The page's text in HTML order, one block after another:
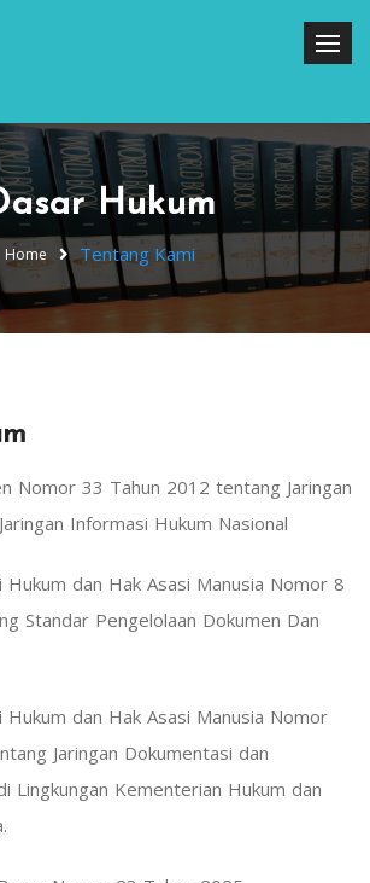
Hukum
Home Tentang Kami
Nomor 33 Tahun 2012 tentang Jaringan
Informasi Hukum Nasional
dan Hak Asasi Manusia Nomor 8
Standar Pengelolaan Dokumen Dan
dan Hak Asasi Manusia Nomor
Jaringan Dokumentasi dan
Lingkungan Kementerian Hukum dan